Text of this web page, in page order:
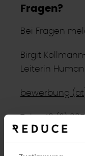
Fragen?
Bei Fragen
Birgit
Leiterin
bewerbung
Tel.: +43 (0)